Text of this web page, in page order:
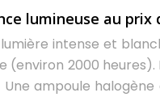
lumineuse au
intense et
2000 heures).
ampoule